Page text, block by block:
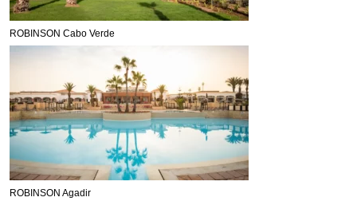
ROBINSON Cabo Verde
ROBINSON Agadir